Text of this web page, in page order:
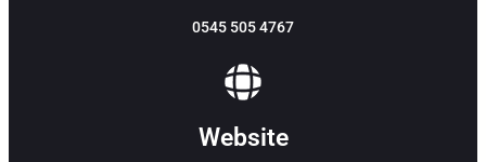
0545 505 4767
Website